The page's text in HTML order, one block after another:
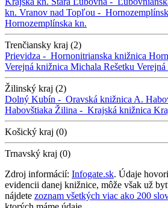
kn. Vranov nad Topľou -
Hornozemplínska kn.
Trenčiansky kraj (2)
Prievidza - Hornonitrianska knižnica
Verejná knižnica Michala Rešetku
Žilinský kraj (2)
Dolný Kubín - Oravská knižnica A.
Habovštiaka Žilina - Krajská knižnica
Košický kraj (0)
Trnavský kraj (0)
Zdroj informácií: Infogate.sk. Údaje
evidencii danej knižnice, môže však už
nájdete zoznam všetkých viac ako 200